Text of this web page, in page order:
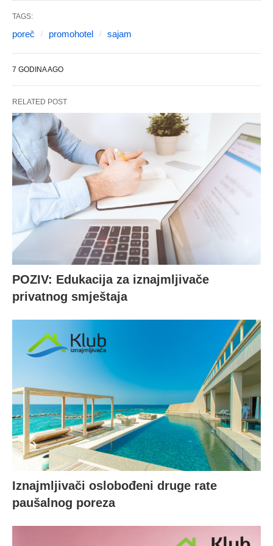
TAGS:
poreč promohotel sajam
7 GODINA AGO
RELATED POST
POZIV: Edukacija za iznajmljivače
privatnog smještaja
Iznajmljivači oslobođeni druge rate
paušalnog poreza